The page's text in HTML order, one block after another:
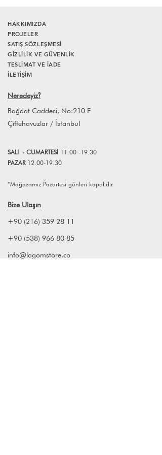
bir rol oynamıştır. Table and Sofa,
marka olarak küçük dekoratif parçalar
ve dokunuşlarla, mekanlarınızda
özgün ve alışılmışın dışında bir tarz
İade Süresi:
siparişi teslim aldığınız tarihten itibaren
14 gün içerisinde iade edebilirsiniz.
Ürünlerin iade edilebilmesi için iade
koşullarına uyması gerekmektedir.
info@lagomstore.co adresine mail
atabilirsiniz.
HAKKIMIZDA
PROJELER
SATIŞ SÖZLEŞMESİ
GİZLİLİK VE GÜVENLİK
TESLİMAT VE İADE
İLETİŞİM
Neredeyiz?
Bağdat Caddesi, No:210 E
Çiftehavuzlar / İstanbul
SALI - CUMARTESİ 11.00 -19.30
PAZAR 12.00-19.30
*Mağazamız Pazartesi günleri kapalıdır.
Bize Ulaşın
+90 (216) 359 28 11
+90 (538) 966 80 85
info@lagomstore.co